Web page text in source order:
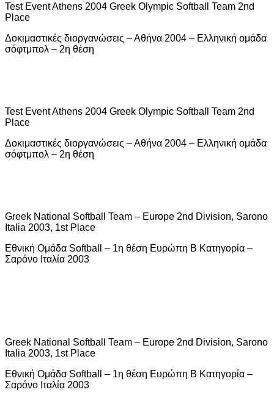
Test Event Athens 2004 Greek Olympic Softball Team 2nd
Place
Δοκιμαστικές διοργανώσεις – Αθήνα 2004 – Ελληνική ομάδα
σόφτμπολ – 2η θέση
Test Event Athens 2004 Greek Olympic Softball Team 2nd
Place
Δοκιμαστικές διοργανώσεις – Αθήνα 2004 – Ελληνική ομάδα
σόφτμπολ – 2η θέση
Greek National Softball Team – Europe 2nd Division, Sarono
Italia 2003, 1st Place
Εθνική Ομάδα Softball – 1η θέση Ευρώπη Β Κατηγορία –
Σαρόνο Ιταλία 2003
Greek National Softball Team – Europe 2nd Division, Sarono
Italia 2003, 1st Place
Εθνική Ομάδα Softball – 1η θέση Ευρώπη Β Κατηγορία –
Σαρόνο Ιταλία 2003